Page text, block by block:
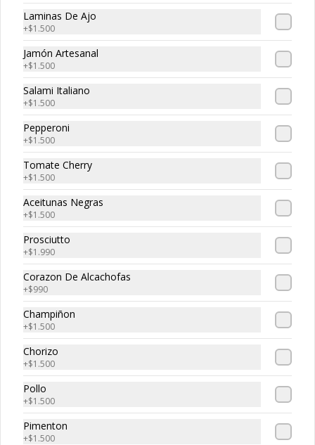
Spaguetti
Pasta larga
Tripasta Familiar
Tripasta Familiar
-  Fetuccini boloñesa
-  Ñoki al pesto
-  Penne rigatti alfredo
Tripasta de Tonny
Tripasta de Tonny
-  Fetuccini boloñesa
-  Ñoki al pesto
-  Penne rigatti alfredo
Antipasto
Laminas De Ajo
+$1.500
Jamón Artesanal
+$1.500
Salami Italiano
+$1.500
Pepperoni
+$1.500
Tomate Cherry
+$1.500
Aceitunas Negras
+$1.500
Prosciutto
+$1.990
Corazon De Alcachofas
+$990
Champiñon
+$1.500
Chorizo
+$1.500
Pollo
+$1.500
Pimenton
+$1.500